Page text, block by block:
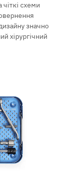
схеми
значно
хірургічний